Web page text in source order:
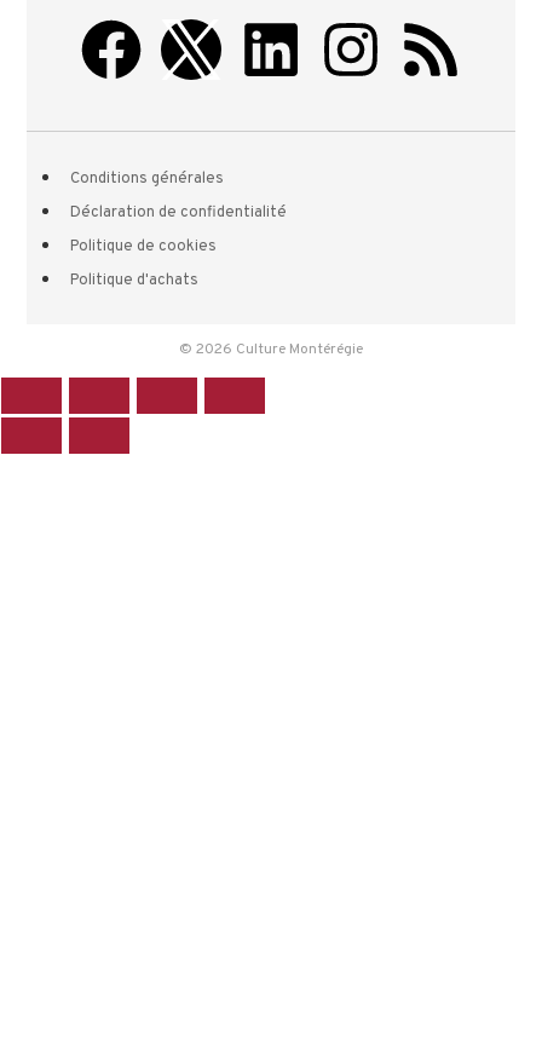
Conditions générales
Déclaration de confidentialité
Politique de cookies
Politique d'achats
© 2026 Culture Montérégie